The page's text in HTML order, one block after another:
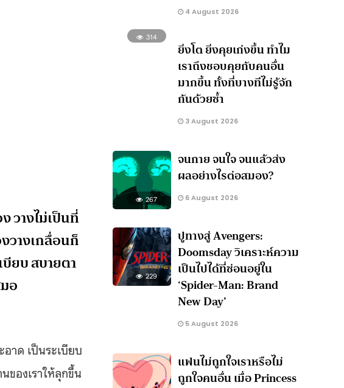
วางไม่เป็นที่
วางเกลื่อนก็
ยบ สบายตา
อ
าด เป็นระเบียบ
ของเราให้ลุกขึ้น
4 August 2026
314
ยิ่งโต ยิ่งคุยเก่งขึ้น ทำไม
เราถึงชอบคุยกับคนอื่น
มากขึ้น ทั้งที่บางทีไม่รู้จัก
กันด้วยซ้ำ
3 August 2026
267
จนกาย จนใจ จนแล้วส่ง
ผลอย่างไรต่อสมอง?
6 August 2026
229
ปูทางสู่ Avengers:
Doomsday วิเคราะห์ความ
เป็นไปได้ที่ซ่อนอยู่ใน
‘Spider-Man: Brand
New Day’
5 August 2026
แฟนไม่ถูกใจเราหรือไม่
ถูกใจคนอื่น เมื่อ Princess